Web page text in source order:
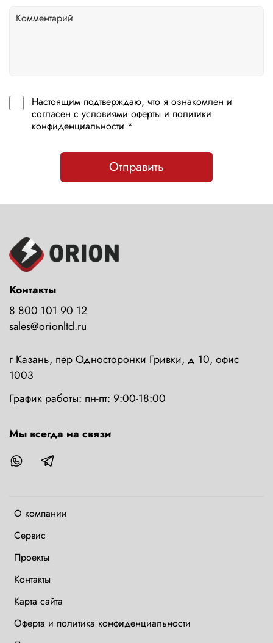
Настоящим подтверждаю, что я ознакомлен и
согласен с условиями оферты и политики
конфиденциальности *
Отправить
О компании
Сервис
Проекты
Контакты
Карта сайта
Оферта и политика конфиденциальности
Контакты
8 800 101 90 12
sales@orionltd.ru
г Казань, пер Односторонки Гривки, д 10, офис
1003
График работы: пн-пт: 9:00-18:00
Мы всегда на связи